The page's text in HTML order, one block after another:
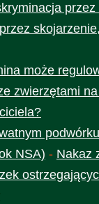
przez
może
zwierzętami
NSA) - Nakaz